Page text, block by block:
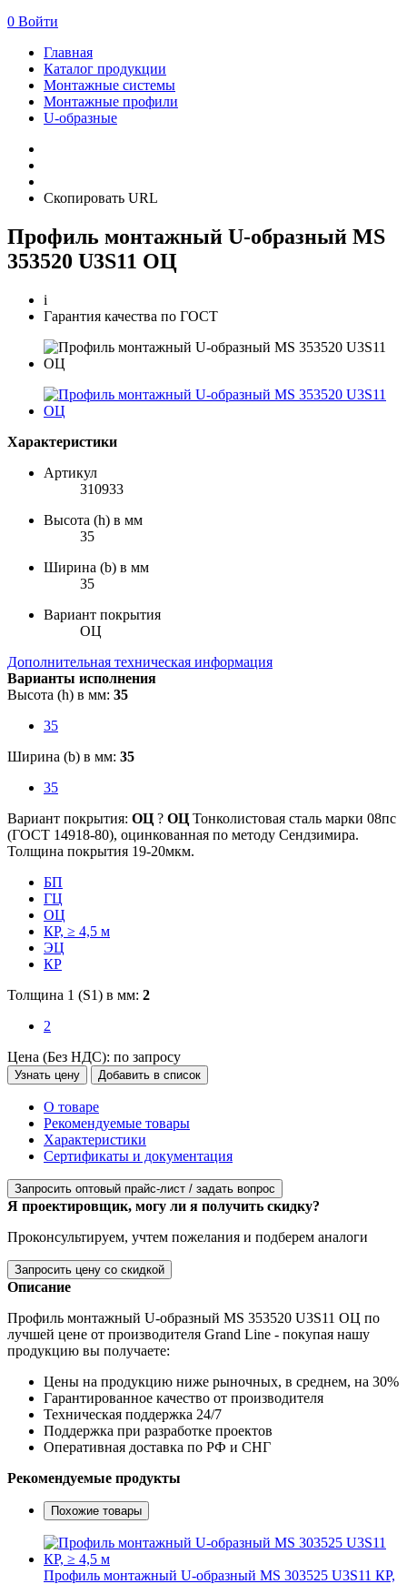
0 Войти
Главная
Каталог продукции
Монтажные системы
Монтажные профили
U-образные
Скопировать URL
Профиль монтажный U-образный MS
353520 U3S11 ОЦ
i
Гарантия качества по ГОСТ
Характеристики
Артикул
310933
Высота (h) в мм
35
Ширина (b) в мм
35
Вариант покрытия
ОЦ
Дополнительная техническая информация
Варианты исполнения
Высота (h) в мм: 35
35
Ширина (b) в мм: 35
35
Вариант покрытия: ОЦ ? ОЦ Тонколистовая сталь марки 08пс
(ГОСТ 14918-80), оцинкованная по методу Сендзимира.
Толщина покрытия 19-20мкм.
БП
ГЦ
ОЦ
КР, ≥ 4,5 м
ЭЦ
КР
Толщина 1 (S1) в мм: 2
2
Цена (Без НДС): по запросу
Узнать цену Добавить в список
О товаре
Рекомендуемые товары
Характеристики
Сертификаты и документация
Запросить оптовый прайс-лист / задать вопрос
Я проектировщик, могу ли я получить скидку?
Проконсультируем, учтем пожелания и подберем аналоги
Запросить цену со скидкой
Описание
Профиль монтажный U-образный MS 353520 U3S11 ОЦ по
лучшей цене от производителя Grand Line - покупая нашу
продукцию вы получаете:
Цены на продукцию ниже рыночных, в среднем, на 30%
Гарантированное качество от производителя
Техническая поддержка 24/7
Поддержка при разработке проектов
Оперативная доставка по РФ и СНГ
Рекомендуемые продукты
Похожие товары
Профиль монтажный U-образный MS 303525 U3S11 КР,